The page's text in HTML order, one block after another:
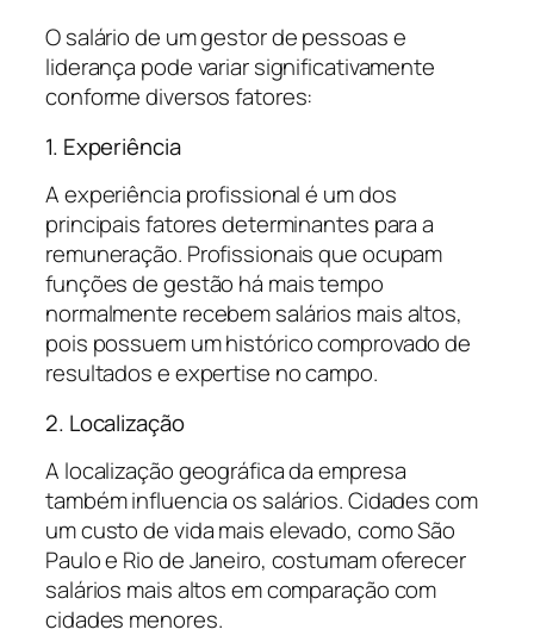
O salário de um gestor de pessoas e
liderança pode variar significativamente
conforme diversos fatores:
1. Experiência
A experiência profissional é um dos
principais fatores determinantes para a
remuneração. Profissionais que ocupam
funções de gestão há mais tempo
normalmente recebem salários mais altos,
pois possuem um histórico comprovado de
resultados e expertise no campo.
2. Localização
A localização geográfica da empresa
também influencia os salários. Cidades com
um custo de vida mais elevado, como São
Paulo e Rio de Janeiro, costumam oferecer
salários mais altos em comparação com
cidades menores.